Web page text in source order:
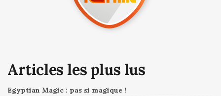
Articles les plus lus
Egyptian Magic : pas si magique !